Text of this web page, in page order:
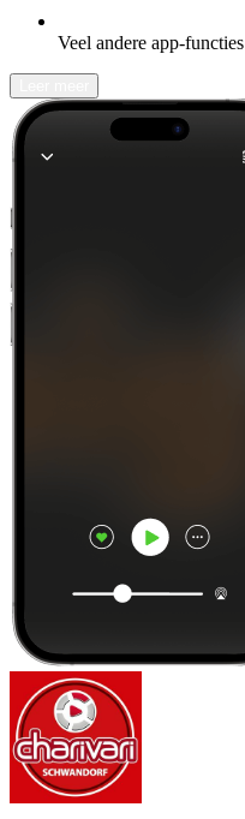
Veel andere app-functies